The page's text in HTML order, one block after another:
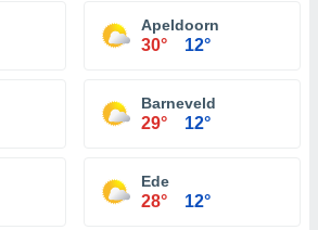
Apeldoorn
30° 12°
Barneveld
29° 12°
Ede
28° 12°